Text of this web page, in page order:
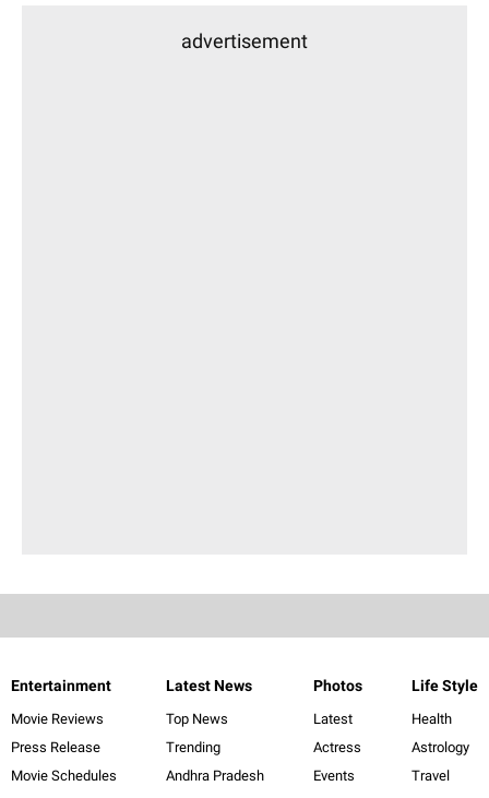
advertisement
Entertainment
Movie Reviews
Press Release
Movie Schedules
Latest News
Top News
Trending
Andhra Pradesh
Photos
Latest
Actress
Events
Life Style
Health
Astrology
Travel